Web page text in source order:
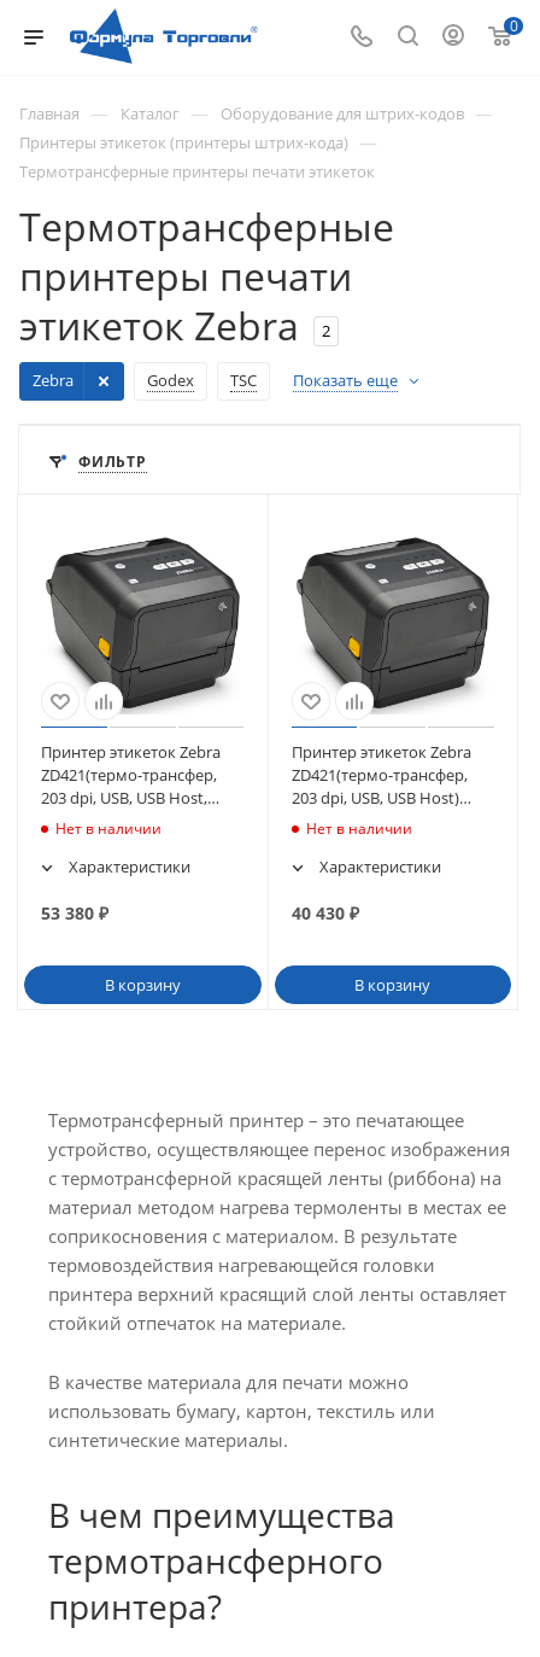
0
Главная — Каталог — Оборудование для штрих-кодов —
Принтеры этикеток (принтеры штрих-кода) —
Термотрансферные принтеры печати этикеток
Термотрансферные
принтеры печати
этикеток Zebra
2
Godex TSC
Zebra Показать еще
ФИЛЬТР
Принтер этикеток Zebra
ZD421(термо-трансфер,
203 dpi, USB, USB Host,
Ethernet) (ZD4A042-
Нет в наличии
Характеристики
53 380 ₽
В корзину
Принтер этикеток Zebra
ZD421(термо-трансфер,
203 dpi, USB, USB Host)
(ZD4A042-30EM00EZ)
Нет в наличии
Характеристики
40 430₽
В корзину
Термотрансферный принтер – это печатающее
устройство, осуществляющее перенос изображения
с термотрансферной красящей ленты (риббона) на
материал методом нагрева термоленты в местах ее
соприкосновения с материалом. В результате
термовоздействия нагревающейся головки
принтера верхний красящий слой ленты оставляет
стойкий отпечаток на материале.
В качестве материала для печати можно
использовать бумагу, картон, текстиль или
синтетические материалы.
В чем преимущества
термотрансферного
принтера?